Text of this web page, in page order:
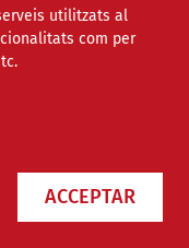
utilitzats al
com per
ACCEPTAR
xarxes socials
Sector - Jurídic